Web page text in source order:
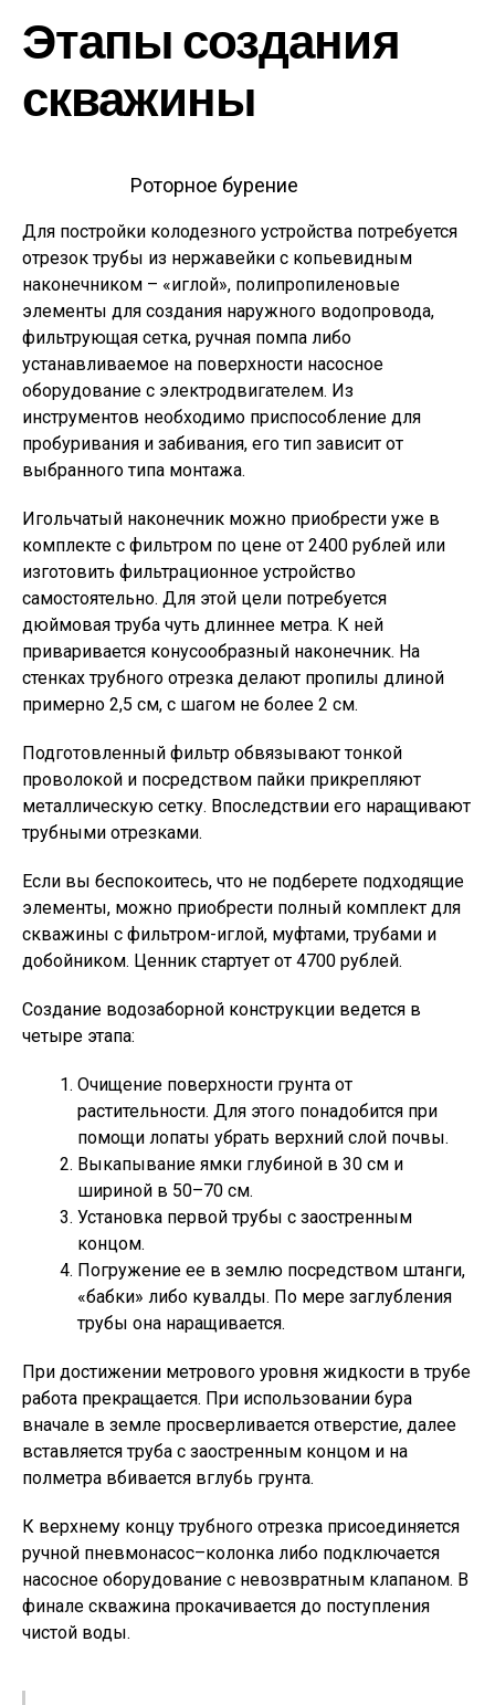
Этапы создания
скважины
Роторное бурение
Для постройки колодезного устройства потребуется
отрезок трубы из нержавейки с копьевидным
наконечником – «иглой», полипропиленовые
элементы для создания наружного водопровода,
фильтрующая сетка, ручная помпа либо
устанавливаемое на поверхности насосное
оборудование с электродвигателем. Из
инструментов необходимо приспособление для
пробуривания и забивания, его тип зависит от
выбранного типа монтажа.
Игольчатый наконечник можно приобрести уже в
комплекте с фильтром по цене от 2400 рублей или
изготовить фильтрационное устройство
самостоятельно. Для этой цели потребуется
дюймовая труба чуть длиннее метра. К ней
приваривается конусообразный наконечник. На
стенках трубного отрезка делают пропилы длиной
примерно 2,5 см, с шагом не более 2 см.
Подготовленный фильтр обвязывают тонкой
проволокой и посредством пайки прикрепляют
металлическую сетку. Впоследствии его наращивают
трубными отрезками.
Если вы беспокоитесь, что не подберете подходящие
элементы, можно приобрести полный комплект для
скважины с фильтром-иглой, муфтами, трубами и
добойником. Ценник стартует от 4700 рублей.
Создание водозаборной конструкции ведется в
четыре этапа:
Очищение поверхности грунта от
растительности. Для этого понадобится при
помощи лопаты убрать верхний слой почвы.
Выкапывание ямки глубиной в 30 см и
шириной в 50–70 см.
Установка первой трубы с заостренным
концом.
Погружение ее в землю посредством штанги,
«бабки» либо кувалды. По мере заглубления
трубы она наращивается.
При достижении метрового уровня жидкости в трубе
работа прекращается. При использовании бура
вначале в земле просверливается отверстие, далее
вставляется труба с заостренным концом и на
полметра вбивается вглубь грунта.
К верхнему концу трубного отрезка присоединяется
ручной пневмонасос–колонка либо подключается
насосное оборудование с невозвратным клапаном. В
финале скважина прокачивается до поступления
чистой воды.